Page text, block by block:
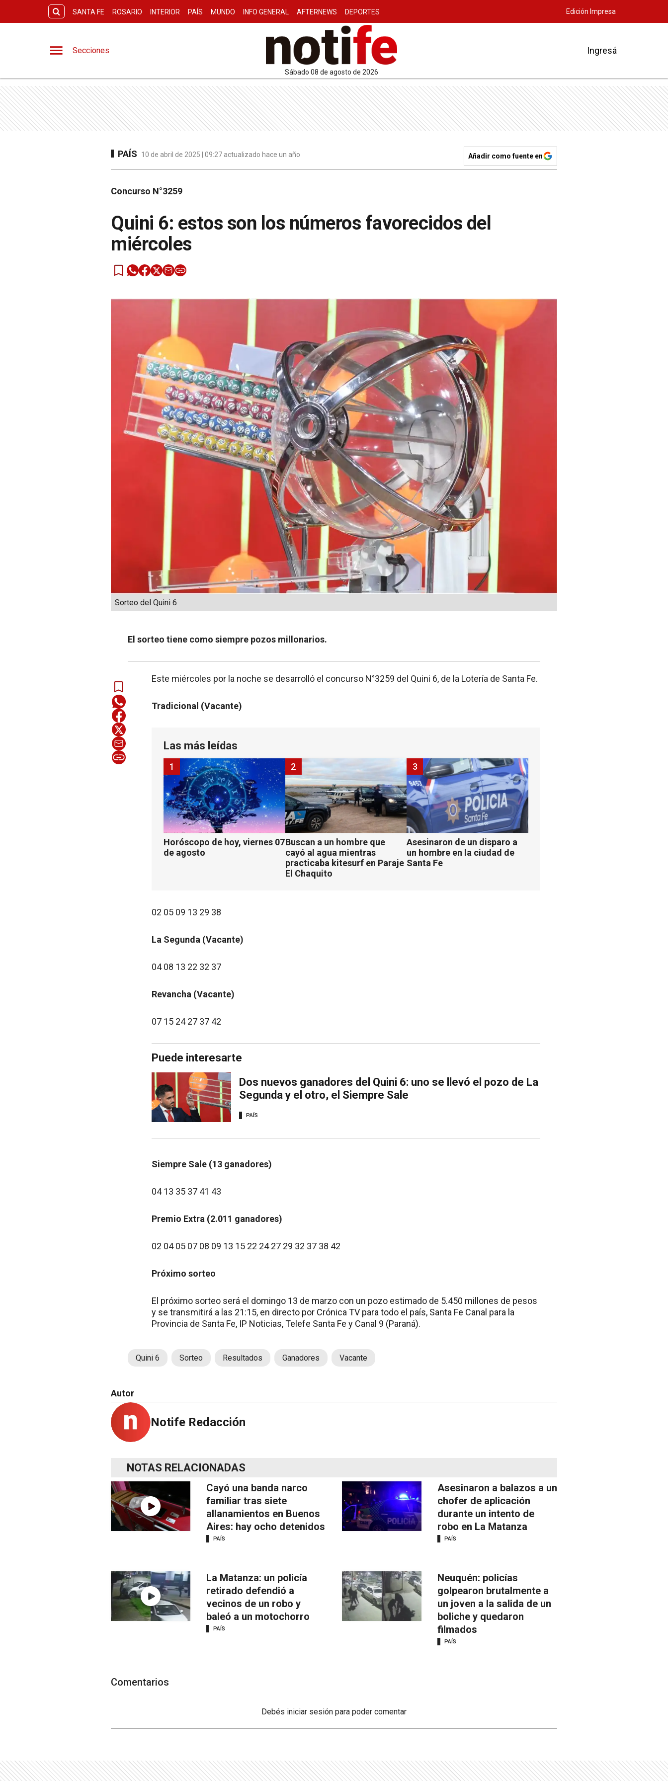
SANTA FE ROSARIO INTERIOR PAÍS MUNDO INFO GENERAL AFTERNEWS DEPORTES Edición Impresa
Secciones
sábado 08 de agosto de 2026
Ingresá
PAÍS 10 de abril de 2025 | 09:27 actualizado hace un año Añadir como fuente en
Concurso N°3259
Quini 6: estos son los números favorecidos del
miércoles
Sorteo del Quini 6
El sorteo tiene como siempre pozos millonarios.
Este miércoles por la noche se desarrolló el concurso N°3259 del Quini 6, de la Lotería de Santa Fe.
Tradicional (Vacante)
Las más leídas
Horóscopo de hoy, viernes 07
de agosto
1
Buscan a un hombre que
cayó al agua mientras
practicaba kitesurf en Paraje
El Chaquito
2
Asesinaron de un disparo a
un hombre en la ciudad de
Santa Fe
3
02 05 09 13 29 38
La Segunda (Vacante)
04 08 13 22 32 37
Revancha (Vacante)
07 15 24 27 37 42
Puede interesarte
Dos nuevos ganadores del Quini 6: uno se llevó el pozo de La
Segunda y el otro, el Siempre Sale
PAÍS
Siempre Sale (13 ganadores)
04 13 35 37 41 43
Premio Extra (2.011 ganadores)
02 04 05 07 08 09 13 15 22 24 27 29 32 37 38 42
Próximo sorteo
El próximo sorteo será el domingo 13 de marzo con un pozo estimado de 5.450 millones de pesos
y se transmitirá a las 21:15, en directo por Crónica TV para todo el país, Santa Fe Canal para la
Provincia de Santa Fe, IP Noticias, Telefe Santa Fe y Canal 9 (Paraná).
Quini 6 Sorteo Resultados Ganadores Vacante
Autor
Notife Redacción
NOTAS RELACIONADAS
Cayó una banda narco
familiar tras siete
allanamientos en Buenos
Aires: hay ocho detenidos
PAÍS
Asesinaron a balazos a un
chofer de aplicación
durante un intento de
robo en La Matanza
PAÍS
La Matanza: un policía
retirado defendió a
vecinos de un robo y
baleó a un motochorro
PAÍS
Neuquén: policías
golpearon brutalmente a
un joven a la salida de un
boliche y quedaron
filmados
PAÍS
Comentarios
Debés iniciar sesión para poder comentar